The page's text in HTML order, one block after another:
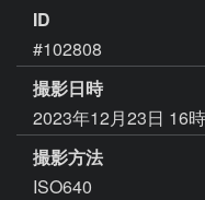
ID
#102808
撮影日時
2023年12月23日 16
撮影方法
ISO640